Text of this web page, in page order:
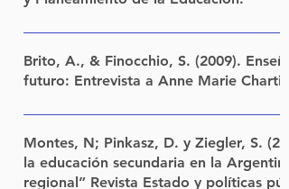
Participantes: Daniel Pinkasz y Nancy
Daniel Pinkasz y Nancy Montes
Rotstein Asistentes de investigación:
Políticas Educativas/ Ministerio de
estudio sistematiza las principales
Brito, A., & Finocchio, S. (2009).
futuro: Entrevista a Anne Marie
LINK
Montes, N; Pinkasz, D. y Ziegler, S.
la educación secundaria en la Argentina de los
regional” Revista Estado y políticas